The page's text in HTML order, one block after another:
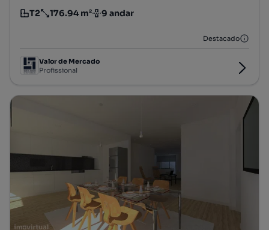
Tipologia
T2
Preço por metro quadrado
176.94 m²
Andar 9 andar
Destacado
Valor de Mercado
Profissional